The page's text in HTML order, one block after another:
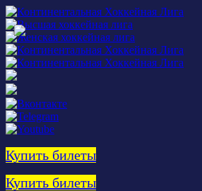
Купить билеты
Купить билеты